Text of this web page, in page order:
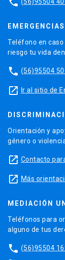
Teléfono en
riesgo tu vida
phone (56)95504
launch Ir al sitio de
Orientación y
género o
launch Contacto
launch Más
MEDIACIÓN
Teléfonos para
alguno de tus
phone (56)95504